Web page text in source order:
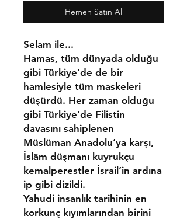
Hemen Satın Al
Selam ile...
Hamas, tüm dünyada olduğu
gibi Türkiye’de de bir
hamlesiyle tüm maskeleri
düşürdü. Her zaman olduğu
gibi Türkiye’de Filistin
davasını sahiplenen
Müslüman Anadolu’ya karşı,
İslâm düşmanı kuyrukçu
kemalperestler İsrail’in ardına
ip gibi dizildi.
Yahudi insanlık tarihinin en
korkunç kıyımlarından birini